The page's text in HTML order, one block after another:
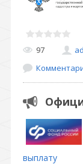
97
выплату